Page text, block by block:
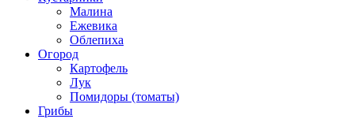
Малина
Ежевика
Облепиха
Огород
Картофель
Лук
Помидоры (томаты)
Грибы